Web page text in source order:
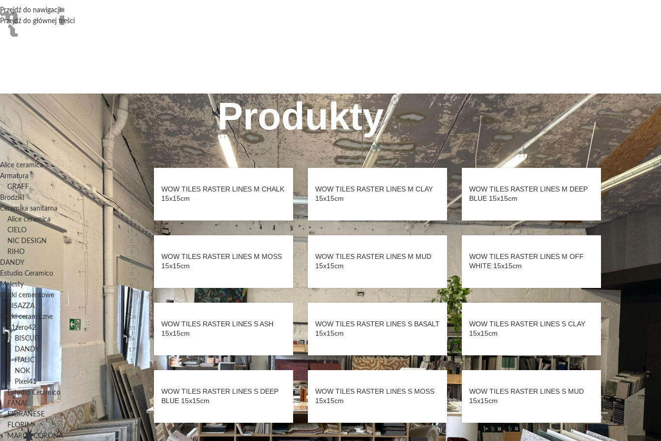
Przejdź do nawigacji
Przejdź do głównej treści
Produkty
KATEGORIE PRODUKTÓW
Alice ceramica 0
Armatura
GRAFF 1
Brodziki 1
Ceramika sanitarna 5
Alice ceramica 1
CIELO 1
NIC DESIGN 2
RIHO 1
DANDY 1
Estudio Ceramico 0
Majesty 0
Płytki cementowe 1
BISAZZA 1
Płytki ceramiczne 209
41zero42 85
BISCUIT 36
DANDY 17
ITALIC 1
NOK 27
Pixel41 4
Estudio Ceramico 1
FANAL 1
FIORANESE 5
FLORIM 2
MARCA CORONA 1
Strona główna/Produkty /Strona 17
WOW TILES RASTER LINES M CHALK
15x15cm
WOW TILES RASTER LINES M CLAY
15x15cm
WOW TILES RASTER LINES M DEEP
BLUE 15x15cm
WOW TILES RASTER LINES M MOSS
15x15cm
WOW TILES RASTER LINES M MUD
15x15cm
WOW TILES RASTER LINES M OFF
WHITE 15x15cm
WOW TILES RASTER LINES S ASH
15x15cm
WOW TILES RASTER LINES S BASALT
15x15cm
WOW TILES RASTER LINES S CLAY
15x15cm
WOW TILES RASTER LINES S DEEP
BLUE 15x15cm
WOW TILES RASTER LINES S MOSS
15x15cm
WOW TILES RASTER LINES S MUD
15x15cm